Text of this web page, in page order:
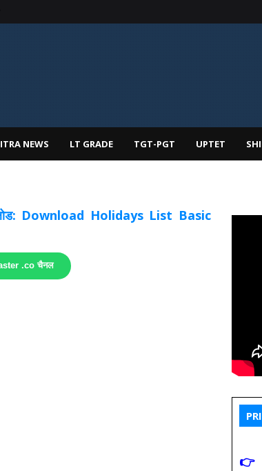
NEWS LT GRADE TGT-PGT UPTET
Download Holidays List Basic
.co चैनल
👉